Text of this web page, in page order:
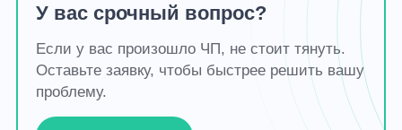
У вас срочный вопрос?
Если у вас произошло ЧП, не стоит тянуть.
Оставьте заявку, чтобы быстрее решить вашу
проблему.